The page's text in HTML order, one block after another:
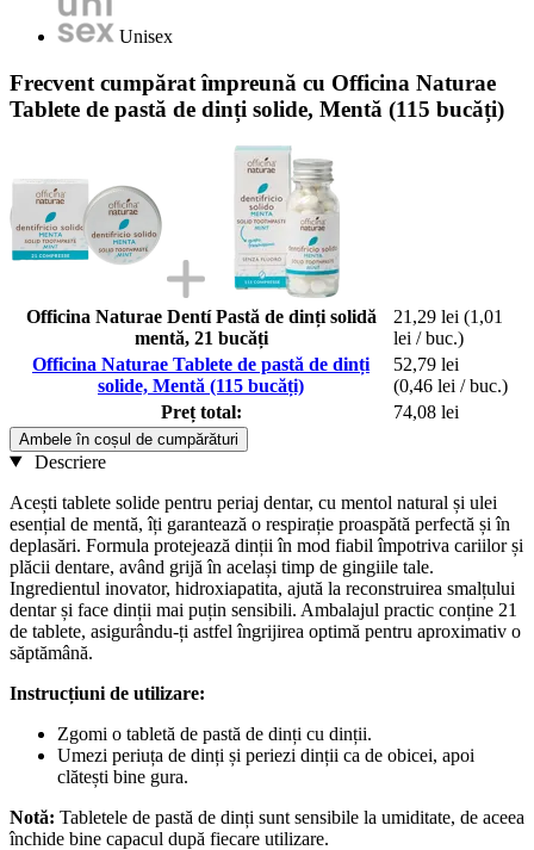
Unisex
Frecvent cumpărat împreună cu Officina Naturae
Tablete de pastă de dinți solide, Mentă (115 bucăți)
Officina Naturae Dentí Pastă de dinți solidă
mentă, 21 bucăți
21,29 lei (1,01
lei / buc.)
Officina Naturae Tablete de pastă de dinți
solide, Mentă (115 bucăți)
52,79 lei
(0,46 lei / buc.)
Preț total:
74,08 lei
Ambele în coșul de cumpărături
Descriere
Acești tablete solide pentru periaj dentar, cu mentol natural și ulei
esențial de mentă, îți garantează o respirație proaspătă perfectă și în
deplasări. Formula protejează dinții în mod fiabil împotriva cariilor și
plăcii dentare, având grijă în același timp de gingiile tale.
Ingredientul inovator, hidroxiapatita, ajută la reconstruirea smalțului
dentar și face dinții mai puțin sensibili. Ambalajul practic conține 21
de tablete, asigurându-ți astfel îngrijirea optimă pentru aproximativ o
săptămână.
Instrucțiuni de utilizare:
Zgomi o tabletă de pastă de dinți cu dinții.
Umezi periuța de dinți și periezi dinții ca de obicei, apoi
clătești bine gura.
Notă: Tabletele de pastă de dinți sunt sensibile la umiditate, de aceea
închide bine capacul după fiecare utilizare.